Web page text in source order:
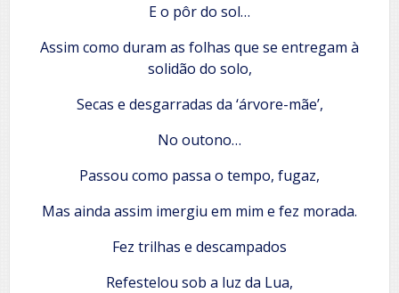
E o pôr do sol…
Assim como duram as folhas que se entregam à
solidão do solo,
Secas e desgarradas da ‘árvore-mãe’,
No outono…
Passou como passa o tempo, fugaz,
Mas ainda assim imergiu em mim e fez morada.
Fez trilhas e descampados
Refestelou sob a luz da Lua,